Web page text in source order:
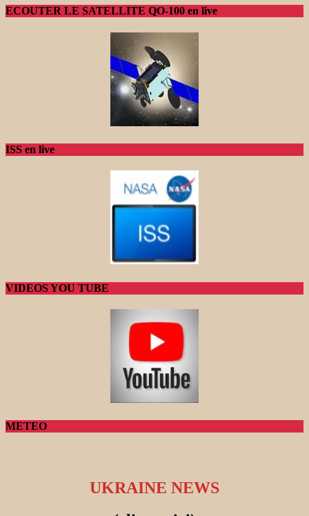
ECOUTER LE SATELLITE QO-100 en live
ISS en live
VIDEOS YOU TUBE
METEO
UKRAINE NEWS